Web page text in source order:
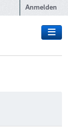
Anmelden